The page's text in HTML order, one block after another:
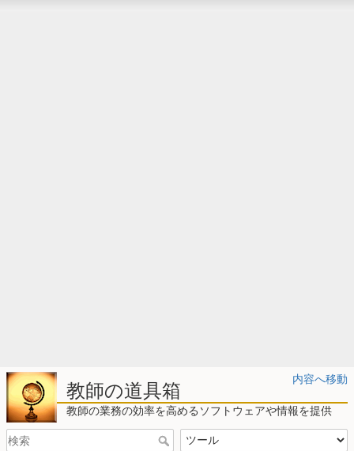
内容へ移動
教師の道具箱
教師の業務の効率を高めるソフトウェアや情報を提供